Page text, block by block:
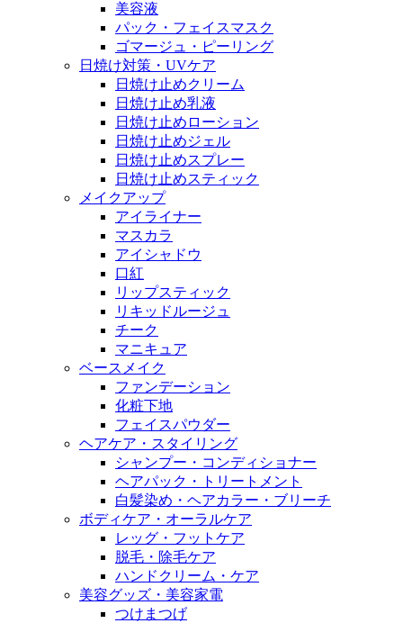
美容液
パック・フェイスマスク
ゴマージュ・ピーリング
日焼け対策・UVケア
日焼け止めクリーム
日焼け止め乳液
日焼け止めローション
日焼け止めジェル
日焼け止めスプレー
日焼け止めスティック
メイクアップ
アイライナー
マスカラ
アイシャドウ
口紅
リップスティック
リキッドルージュ
チーク
マニキュア
ベースメイク
ファンデーション
化粧下地
フェイスパウダー
ヘアケア・スタイリング
シャンプー・コンディショナー
ヘアパック・トリートメント
白髪染め・ヘアカラー・ブリーチ
ボディケア・オーラルケア
レッグ・フットケア
脱毛・除毛ケア
ハンドクリーム・ケア
美容グッズ・美容家電
つけまつげ